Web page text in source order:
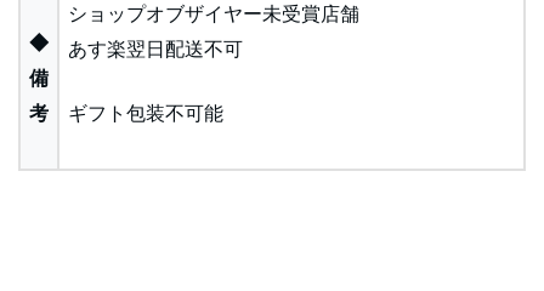
◆
備
考
ショップオブザイヤー未受賞店舗
あす楽翌日配送不可
ギフト包装不可能